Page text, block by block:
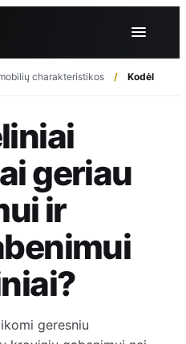
charakteristikos Kodėl
geriau
ir
geresniu